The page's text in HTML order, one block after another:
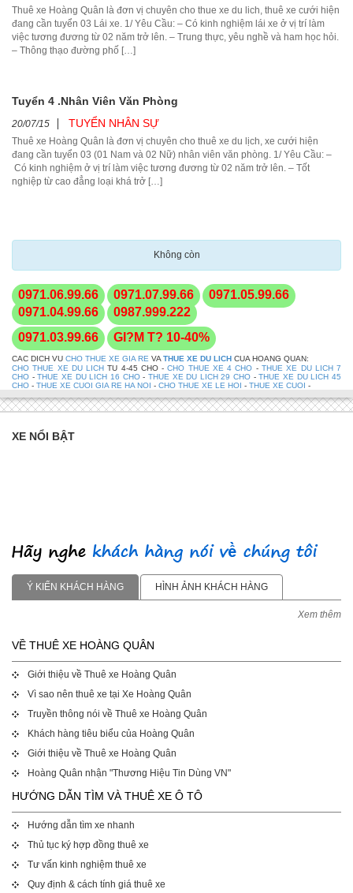
Thuê xe Hoàng Quân là đơn vị chuyên cho thue xe du lich, thuê xe cưới hiện
đang cần tuyển 03 Lái xe. 1/ Yêu Cầu: – Có kinh nghiệm lái xe ở vị trí làm
việc tương đương từ 02 năm trở lên. – Trung thực, yêu nghề và ham học hỏi.
– Thông thạo đường phố […]
Tuyển 4 .Nhân Viên Văn Phòng
20/07/15 TUYỂN NHÂN SỰ
Thuê xe Hoàng Quân là đơn vị chuyên cho thuê xe du lịch, xe cưới hiện
đang cần tuyển 03 (01 Nam và 02 Nữ) nhân viên văn phòng. 1/ Yêu Cầu: –
Có kinh nghiệm ở vị trí làm việc tương đương từ 02 năm trở lên. – Tốt
nghiệp từ cao đẳng loại khá trở […]
Không còn
0971.06.99.66 0971.07.99.66
0971.05.99.66
0971.04.99.66
0987.999.222
0971.03.99.66
GI?M T? 10-40%
CAC DICH VU CHO THUE XE GIA RE VA THUE XE DU LICH CUA HOANG QUAN:
CHO THUE XE DU LICH TU 4-45 CHO -CHO THUE XE 4 CHO - THUE XE DU LICH 7
CHO -THUE XE DU LICH 16 CHO- THUE XE DU LICH 29 CHO -THUE XE DU LICH 45
CHO - THUE XE CUOI GIA RE HA NOI - CHO THUE XE LE HOI - THUE XE CUOI -
XE NỔI BẬT
Ý KIẾN KHÁCH HÀNG HÌNH ẢNH KHÁCH HÀNG
Xem thêm
VỀ THUÊ XE HOÀNG QUÂN
Giới thiệu về Thuê xe Hoàng Quân
Vì sao nên thuê xe tại Xe Hoàng Quân
Truyền thông nói về Thuê xe Hoàng Quân
Khách hàng tiêu biểu của Hoàng Quân
Giới thiệu về Thuê xe Hoàng Quân
Hoàng Quân nhận "Thương Hiệu Tin Dùng VN"
HƯỚNG DẪN TÌM VÀ THUÊ XE Ô TÔ
Hướng dẫn tìm xe nhanh
Thủ tục ký hợp đồng thuê xe
Tư vấn kinh nghiệm thuê xe
Quy định & cách tính giá thuê xe